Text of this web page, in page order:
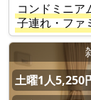
コンドミニア
子連れ・ファ
土曜1人5,250